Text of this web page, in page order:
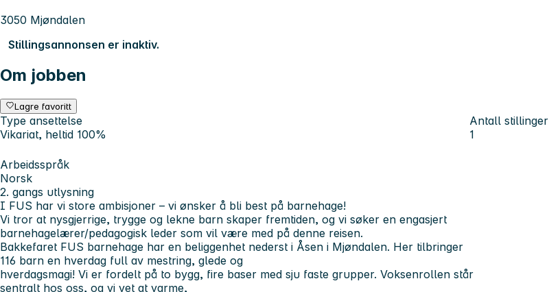
3050 Mjøndalen
Stillingsannonsen er inaktiv.
Om jobben
Lagre favoritt
Type ansettelse
Vikariat, heltid 100%
Antall stillinger
1
Arbeidsspråk
Norsk
2. gangs utlysning
I FUS har vi store ambisjoner – vi ønsker å bli best på barnehage!
Vi tror at nysgjerrige, trygge og lekne barn skaper fremtiden, og vi søker en engasjert
barnehagelærer/pedagogisk leder som vil være med på denne reisen.
Bakkefaret FUS barnehage har en beliggenhet nederst i Åsen i Mjøndalen. Her tilbringer
116 barn en hverdag full av mestring, glede og
hverdagsmagi! Vi er fordelt på to bygg, fire baser med sju faste grupper. Voksenrollen står
sentralt hos oss, og vi vet at varme,